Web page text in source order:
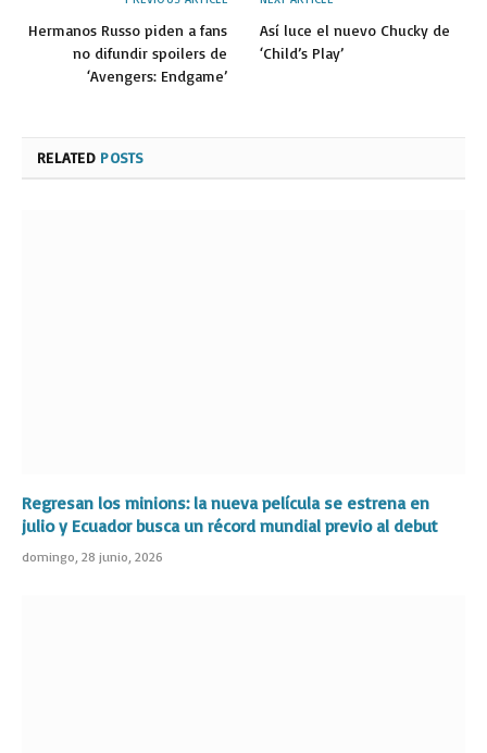
Hermanos Russo piden a fans
no difundir spoilers de
‘Avengers: Endgame’
Así luce el nuevo Chucky de
‘Child’s Play’
RELATED POSTS
Regresan los minions: la nueva película se estrena en
julio y Ecuador busca un récord mundial previo al debut
domingo, 28 junio, 2026